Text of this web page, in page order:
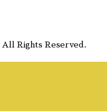
Rights Reserved.